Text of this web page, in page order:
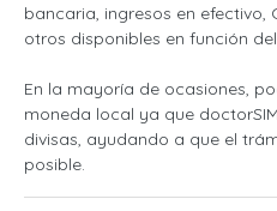
bancaria, ingresos en
otros disponibles en función
En la mayoría de ocasiones,
moneda local ya que
divisas, ayudando a que el
posible.